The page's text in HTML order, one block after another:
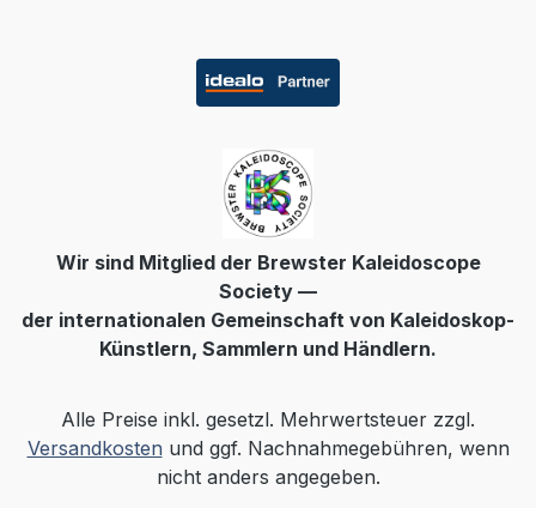
Wir sind Mitglied der Brewster Kaleidoscope
Society —
der internationalen Gemeinschaft von Kaleidoskop-
Künstlern, Sammlern und Händlern.
Alle Preise inkl. gesetzl. Mehrwertsteuer zzgl.
Versandkosten und ggf. Nachnahmegebühren, wenn
nicht anders angegeben.